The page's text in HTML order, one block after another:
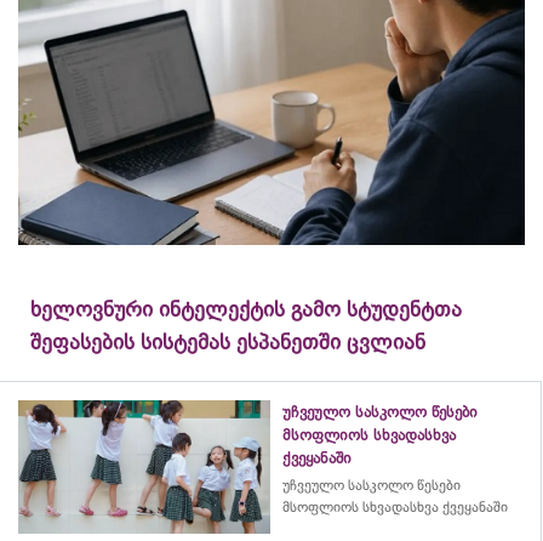
ხელოვნური ინტელექტის გამო სტუდენტთა
შეფასების სისტემას ესპანეთში ცვლიან
უჩვეულო სასკოლო წესები
მსოფლიოს სხვადასხვა
ქვეყანაში
უჩვეულო სასკოლო წესები
მსოფლიოს სხვადასხვა ქვეყანაში